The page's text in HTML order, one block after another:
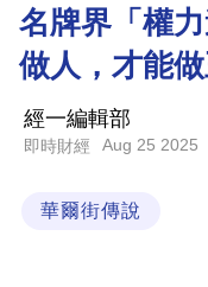
商
業
技
名牌界「權
做人，才能做
經一編輯部
即時財經 Aug 25 2025
華爾街傳說